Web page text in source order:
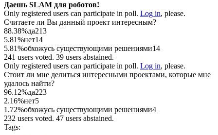
Даешь SLAM для роботов!
Only registered users can participate in poll. Log in, please.
Считаете ли Вы данный проект интересным?
88.38%да213
5.81%нет14
5.81%обхожусь существующими решениями14
241 users voted. 39 users abstained.
Only registered users can participate in poll. Log in, please.
Стоит ли мне делиться интересными проектами, которые мне
удалось найти?
96.12%да223
2.16%нет5
1.72%обхожусь существующими решениями4
232 users voted. 47 users abstained.
Tags: